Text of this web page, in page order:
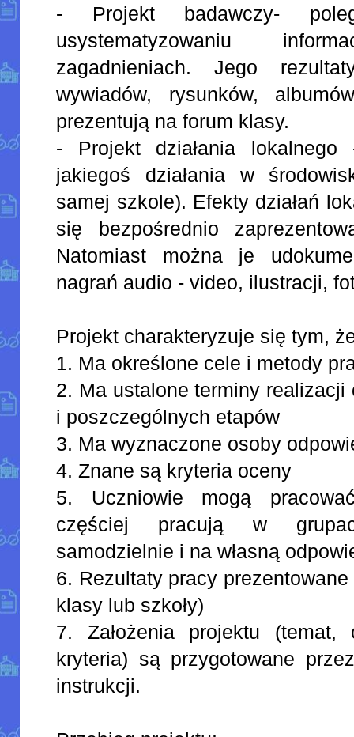
- Projekt badawczy-
usystematyzowaniu
zagadnieniach. Jego
wywiadów, rysunków,
prezentują na forum klasy.
- Projekt działania
jakiegoś działania w
samej szkole). Efekty działań
się bezpośrednio
Natomiast można je
nagrań audio - video, ilustracji,
Projekt charakteryzuje się tym,
1. Ma określone cele i metody
2. Ma ustalone terminy realizacji
i poszczególnych etapów
3. Ma wyznaczone osoby
4. Znane są kryteria oceny
5. Uczniowie mogą
częściej pracują w
samodzielnie i na własną
6. Rezultaty pracy
klasy lub szkoły)
7. Założenia projektu (temat,
kryteria) są przygotowane
instrukcji.